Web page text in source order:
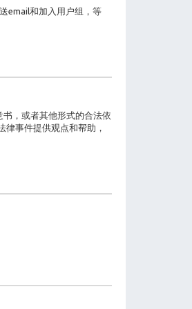
email和加入用户组，等
，或者其他形式的合法依
事件提供观点和帮助，